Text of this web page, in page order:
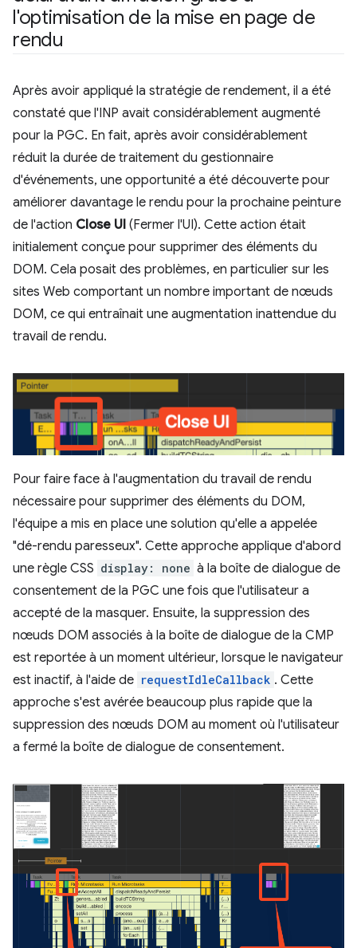
l'optimisation de la mise en page de
rendu
Après avoir appliqué la stratégie de rendement, il a été
constaté que l'INP avait considérablement augmenté
pour la PGC. En fait, après avoir considérablement
réduit la durée de traitement du gestionnaire
d'événements, une opportunité a été découverte pour
améliorer davantage le rendu pour la prochaine peinture
de l'action Close UI (Fermer l'UI). Cette action était
initialement conçue pour supprimer des éléments du
DOM. Cela posait des problèmes, en particulier sur les
sites Web comportant un nombre important de nœuds
DOM, ce qui entraînait une augmentation inattendue du
travail de rendu.
Pour faire face à l'augmentation du travail de rendu
nécessaire pour supprimer des éléments du DOM,
l'équipe a mis en place une solution qu'elle a appelée
"dé-rendu paresseux". Cette approche applique d'abord
une règle CSS display: none à la boîte de dialogue de
consentement de la PGC une fois que l'utilisateur a
accepté de la masquer. Ensuite, la suppression des
nœuds DOM associés à la boîte de dialogue de la CMP
est reportée à un moment ultérieur, lorsque le navigateur
est inactif, à l'aide de requestIdleCallback . Cette
approche s'est avérée beaucoup plus rapide que la
suppression des nœuds DOM au moment où l'utilisateur
a fermé la boîte de dialogue de consentement.